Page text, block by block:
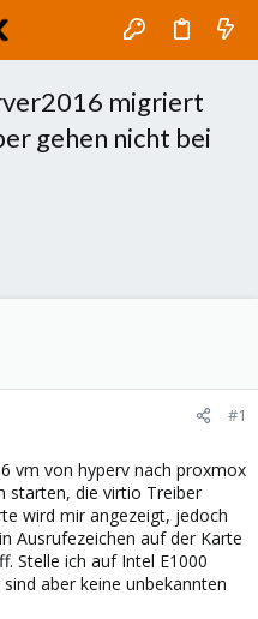
migriert
gehen nicht bei
#1
vm von hyperv nach proxmox
starten, die virtio Treiber
wird mir angezeigt, jedoch
Ausrufezeichen auf der Karte
Stelle ich auf Intel E1000
aber keine unbekannten